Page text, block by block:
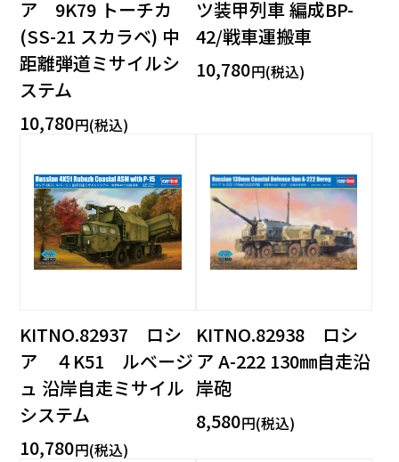
ア 9K79 トーチカ
(SS-21 スカラベ) 中
距離弾道ミサイルシ
ステム
10,780円(税込)
ツ装甲列車 編成BP-
42/戦車運搬車
10,780円(税込)
KITNO.82937 ロシ
ア ４K51 ルベージ
ュ 沿岸自走ミサイル
システム
10,780円(税込)
KITNO.82938 ロシ
ア A-222 130㎜自走沿
岸砲
8,580円(税込)